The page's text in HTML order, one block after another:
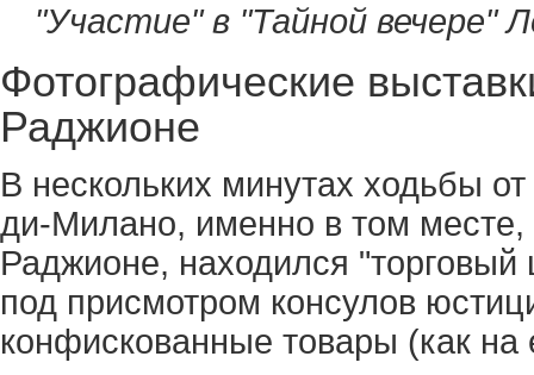
"Участие" в "Тайной вечере"
Фотографические
Раджионе
В нескольких минутах ходьбы
ди-Милано, именно в том месте,
Раджионе, находился
под присмотром консулов
конфискованные товары (как